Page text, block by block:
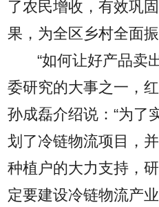
了农民增收，有效巩
果，为全区乡村全面
“如何让好产品卖
委研究的大事之一，
孙成磊介绍说：“为了
划了冷链物流项目，
种植户的大力支持，
定要建设冷链物流产